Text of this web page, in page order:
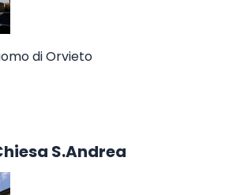
di Orvieto
S.Andrea